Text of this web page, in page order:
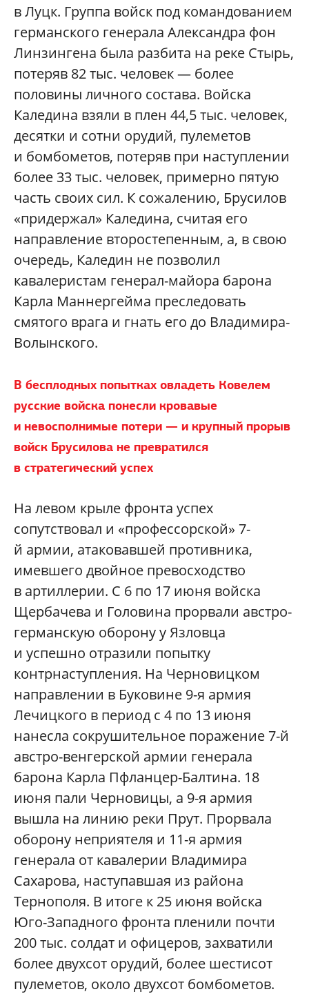
в Луцк. Группа войск под командованием
германского генерала Александра фон
Линзингена была разбита на реке Стырь,
потеряв 82 тыс. человек — более
половины личного состава. Войска
Каледина взяли в плен 44,5 тыс. человек,
десятки и сотни орудий, пулеметов
и бомбометов, потеряв при наступлении
более 33 тыс. человек, примерно пятую
часть своих сил. К сожалению, Брусилов
«придержал» Каледина, считая его
направление второстепенным, а, в свою
очередь, Каледин не позволил
кавалеристам генерал-майора барона
Карла Маннергейма преследовать
смятого врага и гнать его до Владимира-
Волынского.
В бесплодных попытках овладеть Ковелем
русские войска понесли кровавые
и невосполнимые потери — и крупный прорыв
войск Брусилова не превратился
в стратегический успех
На левом крыле фронта успех
сопутствовал и «профессорской» 7-
й армии, атаковавшей противника,
имевшего двойное превосходство
в артиллерии. С 6 по 17 июня войска
Щербачева и Головина прорвали австро-
германскую оборону у Язловца
и успешно отразили попытку
контрнаступления. На Черновицком
направлении в Буковине 9-я армия
Лечицкого в период с 4 по 13 июня
нанесла сокрушительное поражение 7-й
австро-венгерской армии генерала
барона Карла Пфланцер-Балтина. 18
июня пали Черновицы, а 9-я армия
вышла на линию реки Прут. Прорвала
оборону неприятеля и 11-я армия
генерала от кавалерии Владимира
Сахарова, наступавшая из района
Тернополя. В итоге к 25 июня войска
Юго-Западного фронта пленили почти
200 тыс. солдат и офицеров, захватили
более двухсот орудий, более шестисот
пулеметов, около двухсот бомбометов.